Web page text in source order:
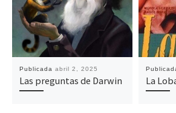
Publicada abril 2, 2025
Las preguntas de Darwin La